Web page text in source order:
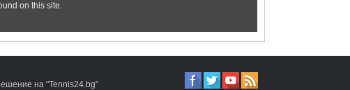
на "Tennis24.bg"